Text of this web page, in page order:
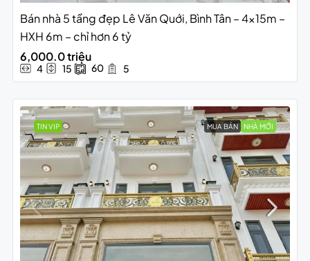
Bán nhà 5 tầng đẹp Lê Văn Quới, Bình Tân – 4x15m –
HXH 6m – chỉ hơn 6 tỷ
6,000.0 triệu
4 15 60 5
TIN VIP MUA BÁN NHÀ MỚI